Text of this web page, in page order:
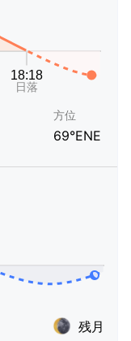
方位
69°ENE
残月